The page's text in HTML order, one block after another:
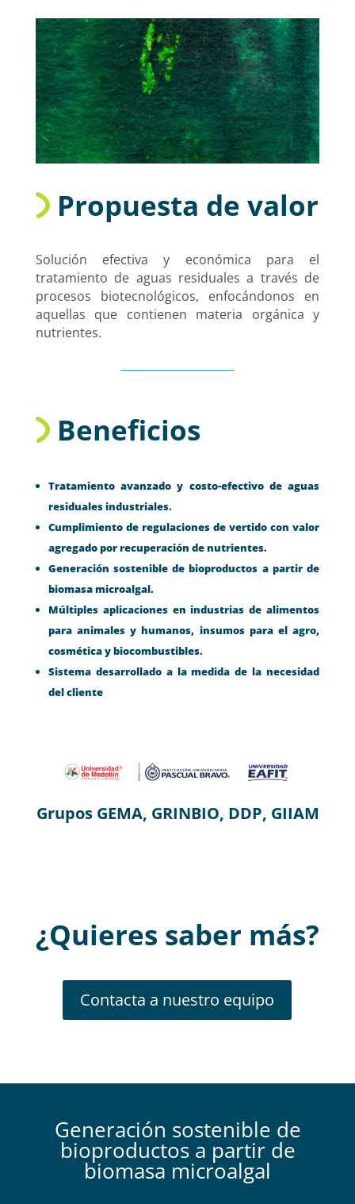
Propuesta de valor
Solución efectiva y económica para el
tratamiento de aguas residuales a través de
procesos biotecnológicos, enfocándonos en
aquellas que contienen materia orgánica y
nutrientes.
Beneficios
Tratamiento avanzado y costo-efectivo de aguas
residuales industriales.
Cumplimiento de regulaciones de vertido con valor
agregado por recuperación de nutrientes.
Generación sostenible de bioproductos a partir de
biomasa microalgal.
Múltiples aplicaciones en industrias de alimentos
para animales y humanos, insumos para el agro,
cosmética y biocombustibles.
Sistema desarrollado a la medida de la necesidad
del cliente
Grupos GEMA, GRINBIO, DDP, GIIAM
¿Quieres saber más?
Contacta a nuestro equipo
Generación sostenible de
bioproductos a partir de
biomasa microalgal